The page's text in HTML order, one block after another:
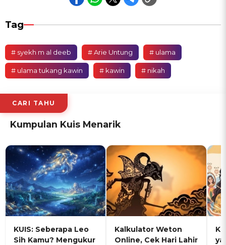
Tag
# syekh m al deeb # Arie Untung # ulama
# ulama tukang kawin # kawin # nikah
CARI TAHU
Kumpulan Kuis Menarik
KUIS: Seberapa Leo
Sih Kamu? Mengukur
Kalkulator Weton
Online, Cek Hari Lahir